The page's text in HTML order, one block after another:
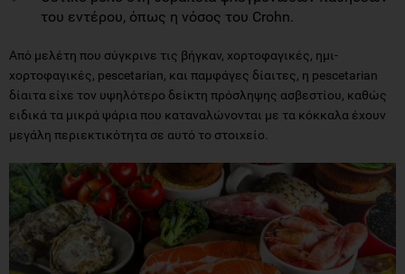
του εντέρου, όπως η νόσος του Crohn.
Από μελέτη που σύγκρινε τις βήγκαν, χορτοφαγικές, ημι-
χορτοφαγικές, pescetarian, και παμφάγες δίαιτες, η pescetarian
δίαιτα είχε τον υψηλότερο δείκτη πρόσληψης ασβεστίου, καθώς
ειδικά τα μικρά ψάρια που καταναλώνονται με τα κόκκαλα έχουν
μεγάλη περιεκτικότητα σε αυτό το στοιχείο.